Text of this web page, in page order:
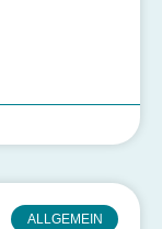
ALLGEMEIN